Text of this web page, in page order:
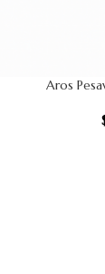
Aros